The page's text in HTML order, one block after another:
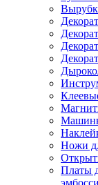
Ножи
Платы